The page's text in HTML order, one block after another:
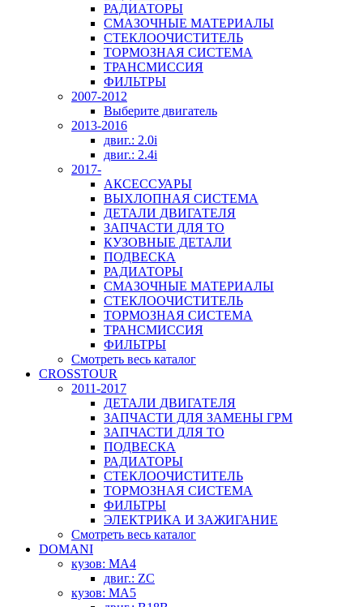
РАДИАТОРЫ
СМАЗОЧНЫЕ МАТЕРИАЛЫ
СТЕКЛООЧИСТИТЕЛЬ
ТОРМОЗНАЯ СИСТЕМА
ТРАНСМИССИЯ
ФИЛЬТРЫ
2007-2012
Выберите двигатель
2013-2016
двиг.: 2.0i
двиг.: 2.4i
2017-
АКСЕССУАРЫ
ВЫХЛОПНАЯ СИСТЕМА
ДЕТАЛИ ДВИГАТЕЛЯ
ЗАПЧАСТИ ДЛЯ ТО
КУЗОВНЫЕ ДЕТАЛИ
ПОДВЕСКА
РАДИАТОРЫ
СМАЗОЧНЫЕ МАТЕРИАЛЫ
СТЕКЛООЧИСТИТЕЛЬ
ТОРМОЗНАЯ СИСТЕМА
ТРАНСМИССИЯ
ФИЛЬТРЫ
Смотреть весь каталог
CROSSTOUR
2011-2017
ДЕТАЛИ ДВИГАТЕЛЯ
ЗАПЧАСТИ ДЛЯ ЗАМЕНЫ ГРМ
ЗАПЧАСТИ ДЛЯ ТО
ПОДВЕСКА
РАДИАТОРЫ
СТЕКЛООЧИСТИТЕЛЬ
ТОРМОЗНАЯ СИСТЕМА
ФИЛЬТРЫ
ЭЛЕКТРИКА И ЗАЖИГАНИЕ
Смотреть весь каталог
DOMANI
кузов: MA4
двиг.: ZC
кузов: MA5